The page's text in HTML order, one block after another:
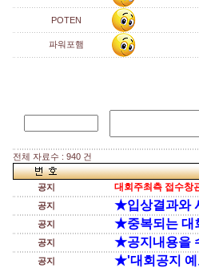
POTEN
파워포햄
전체 자료수 : 940 건
공지 대회주최측 접수창
공지 ★입상결과와
공지 ★중복되는 대
공지 ★공지내용을
공지 ★'대회공지 예